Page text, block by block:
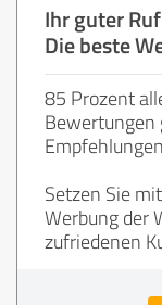
Ihr guter
Die beste
85 Prozent
Bewertungen
Setzen Sie
Werbung der
zufriedenen